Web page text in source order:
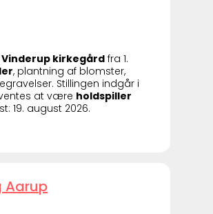
Vinderup kirkegård fra 1.
, plantning af blomster,
Stillingen indgår i
at være holdspiller
19. august 2026.
Aarup